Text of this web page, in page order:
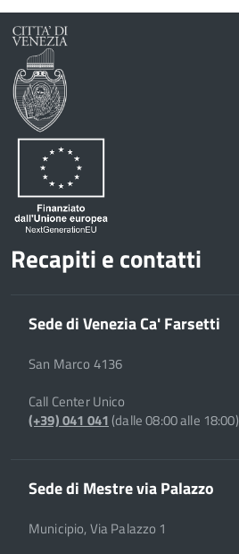
Recapiti e contatti
Sede di Venezia Ca' Farsetti
San Marco 4136
Call Center Unico
(+39) 041 041(dalle 08:00 alle 18:00)
Sede di Mestre via Palazzo
Municipio, Via Palazzo 1